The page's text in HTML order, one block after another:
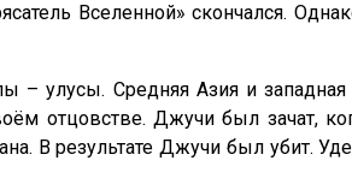
Вселенной» скончался.
– улусы. Средняя Азия и
отцовстве. Джучи был зачат,
В результате Джучи был убит.